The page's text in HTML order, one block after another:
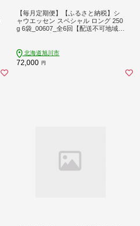
【毎月定期便】【ふるさと納税】シ
ャウエッセン スペシャル ロング 250
g 6袋_00607_全6回【配送不可地域：
北海道旭川市
72,000 円